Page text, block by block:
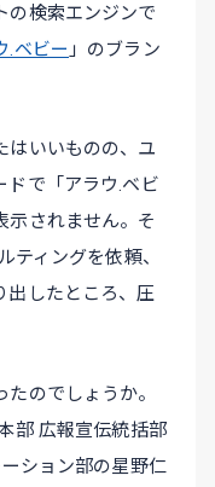
の検索エンジンで
.ベビー 」のブラン
はいいものの、ユ
ドで「アラウ.ベビ
示されません。そ
ティングを依頼、
出したところ、圧
のでしょうか。
部 広報宣伝統括部
ション部の星野仁